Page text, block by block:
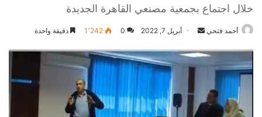
خلال اجتماع بجمعية مصنعي القاهرة الجديدة
أحمد فتحي
أرسل
إلكترونيا
أبريل 7, 2022 0 1٬242 دقيقة واحدة